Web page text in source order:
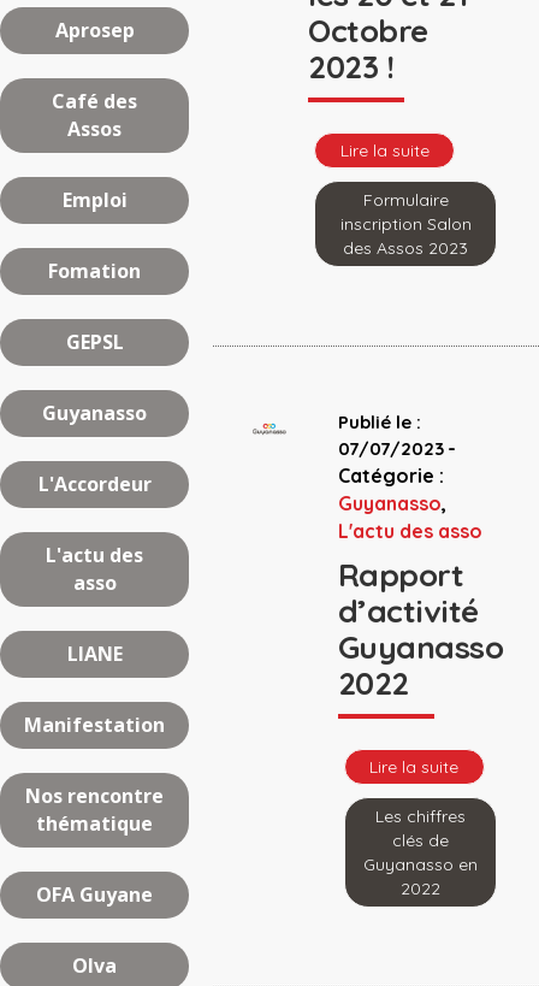
Aprosep
Café des
Assos
Emploi
Fomation
GEPSL
Guyanasso
L'Accordeur
L'actu des
asso
LIANE
Manifestation
Nos rencontre
thématique
OFA Guyane
Olva
Octobre
2023 !
Lire la suite
Formulaire
inscription Salon
des Assos 2023
Publié le :
07/07/2023 -
Catégorie :
Guyanasso,
L'actu des asso
Rapport
d’activité
Guyanasso
2022
Lire la suite
Les chiffres
clés de
Guyanasso en
2022